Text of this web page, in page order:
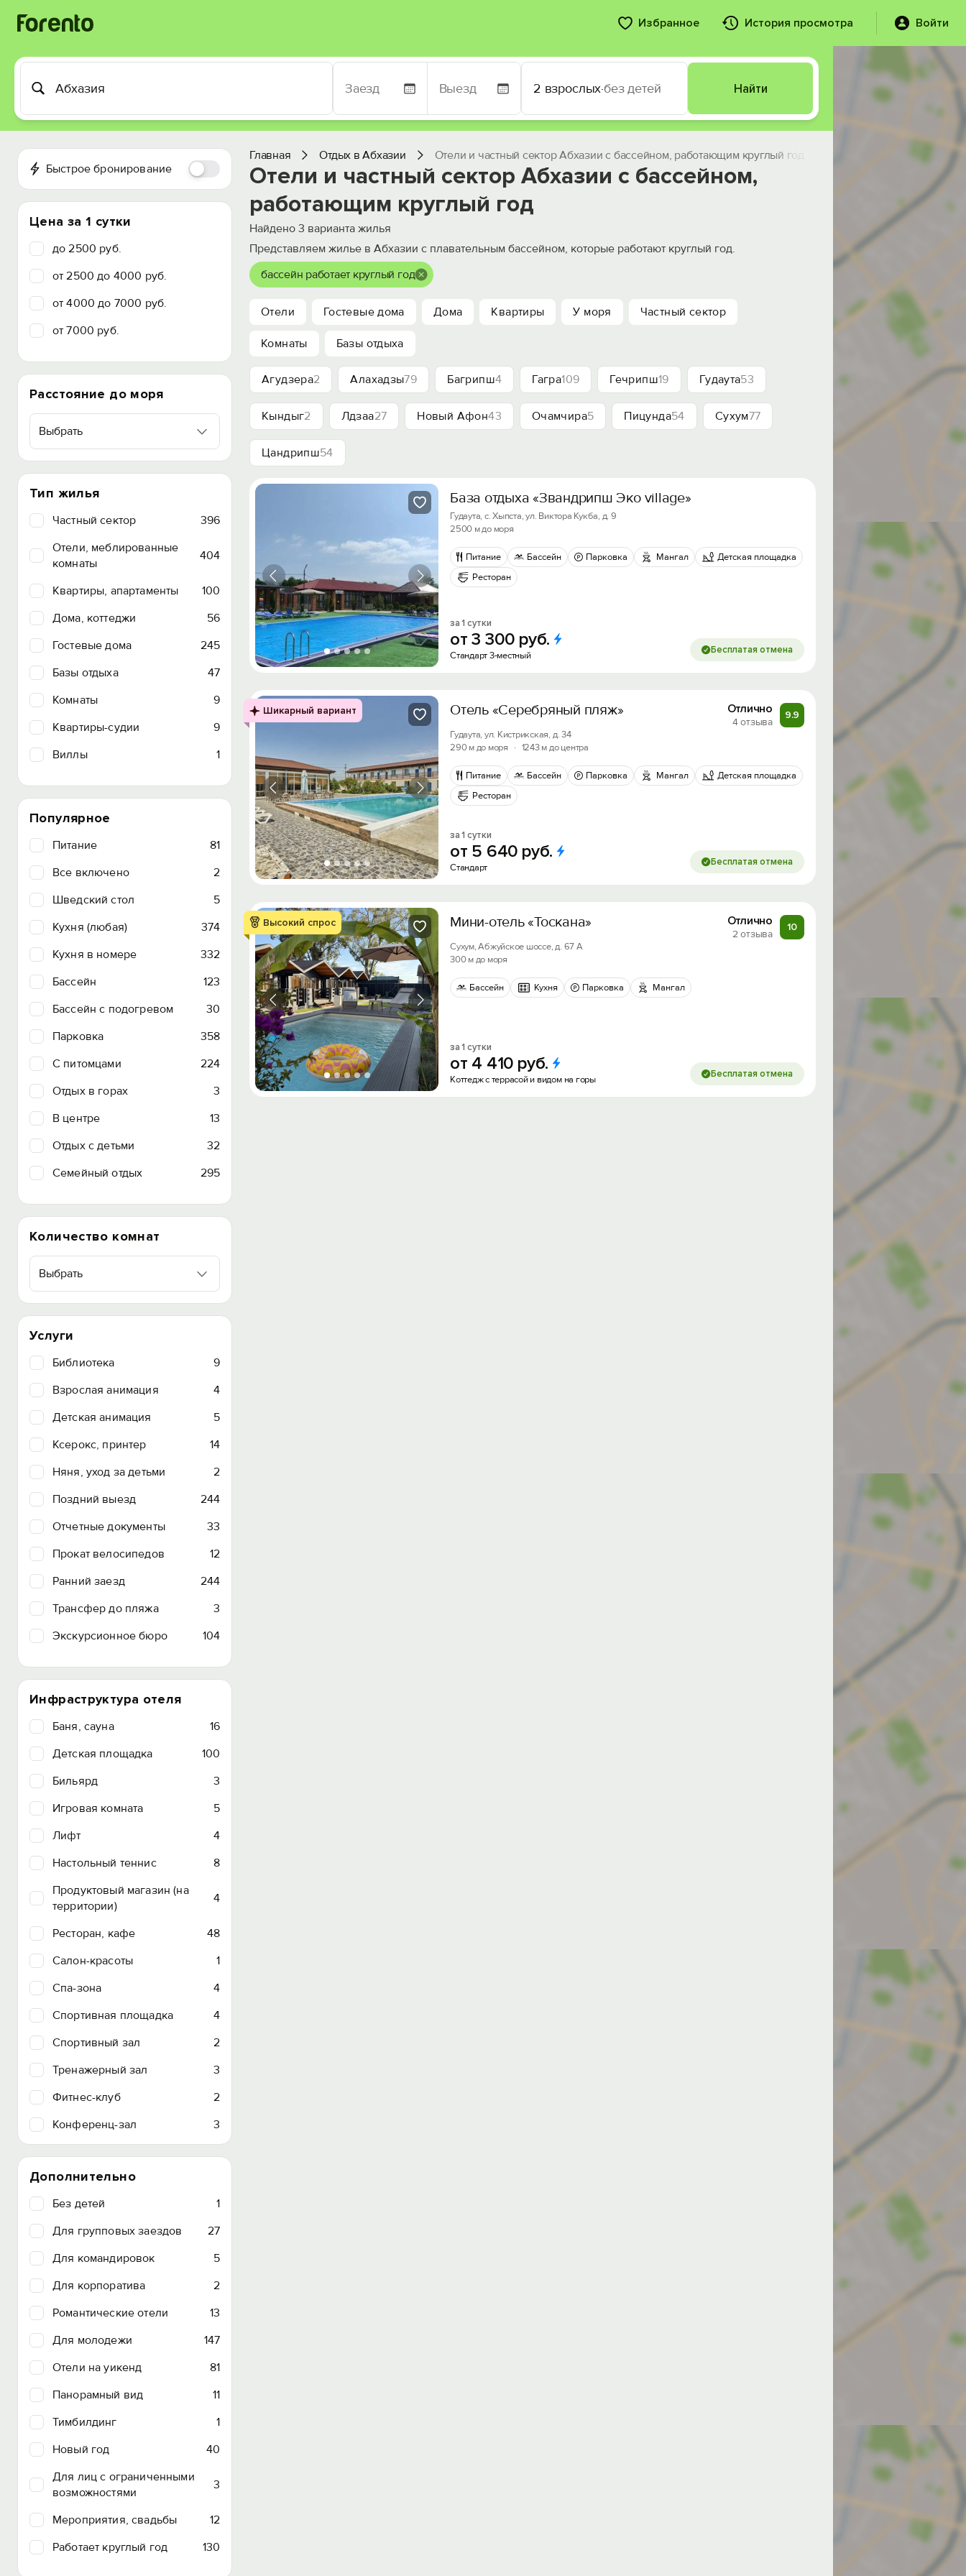
Избранное История просмотра Войти
2 взрослых·без детей Найти
Быстрое бронирование
Цена за 1 сутки
до 2500 руб.
от 2500 до 4000 руб.
от 4000 до 7000 руб.
от 7000 руб.
Расстояние до моря
Выбрать
Тип жилья
Частный сектор
396
Отели, меблированные
комнаты
404
Квартиры, апартаменты
100
Дома, коттеджи
56
Гостевые дома
245
Базы отдыха
47
Комнаты
9
Квартиры-судии
9
Виллы
1
Популярное
Питание
81
Все включено
2
Шведский стол
5
Кухня (любая)
374
Кухня в номере
332
Бассейн
123
Бассейн с подогревом
30
Парковка
358
C питомцами
224
Отдых в горах
3
В центре
13
Отдых с детьми
32
Семейный отдых
295
Количество комнат
Выбрать
Услуги
Библиотека
9
Взрослая анимация
4
Детская анимация
5
Ксерокс, принтер
14
Няня, уход за детьми
2
Поздний выезд
244
Отчетные документы
33
Прокат велосипедов
12
Ранний заезд
244
Трансфер до пляжа
3
Экскурсионное бюро
104
Инфраструктура отеля
Баня, сауна
16
Детская площадка
100
Бильярд
3
Игровая комната
5
Лифт
4
Настольный теннис
8
Продуктовый магазин (на
территории)
4
Ресторан, кафе
48
Салон-красоты
1
Спа-зона
4
Спортивная площадка
4
Спортивный зал
2
Тренажерный зал
3
Фитнес-клуб
2
Конференц-зал
3
Дополнительно
Без детей
1
Для групповых заездов
27
Для командировок
5
Для корпоратива
2
Романтические отели
13
Для молодежи
147
Отели на уикенд
81
Панорамный вид
11
Тимбилдинг
1
Новый год
40
Для лиц с ограниченными
возможностями
3
Мероприятия, свадьбы
12
Работает круглый год
130
Главная Отдых в Абхазии Отели и частный сектор Абхазии с бассейном, работающим круглый год
Отели и частный сектор Абхазии с бассейном,
работающим круглый год
Найдено 3 варианта жилья
Представляем жилье в Абхазии с плавательным бассейном, которые работают круглый год.
бассейн работает круглый год
Отели Гостевые дома Дома Квартиры У моря Частный сектор
Комнаты Базы отдыха
Агудзера2 Алахадзы79 Багрипш4 Гагра109 Гечрипш19 Гудаута53
Кындыг2 Лдзаа27 Новый Афон43 Очамчира5 Пицунда54 Сухум77
Цандрипш54
База отдыха «Звандрипш Эко village»
Гудаута, с. Хыпста, ул. Виктора Кукба, д. 9
2500 м до моря
Питание Бассейн Парковка Мангал
Детская площадка
Ресторан
за 1 сутки
от3 300 руб.
Стандарт 3-местный Бесплатая отмена
Шикарный вариант Отель «Серебряный пляж» Отлично
4 отзыва
9.9
Гудаута, ул. Кистрикская, д. 34
290 м до моря
· 1243 м до центра
Питание Бассейн Парковка Мангал
Детская площадка
Ресторан
за 1 сутки
от 5 640 руб.
Стандарт Бесплатая отмена
Высокий спрос Мини-отель «Тоскана» Отлично
2 отзыва
10
Сухум, Абжуйское шоссе, д. 67 А
300 м до моря
Бассейн Кухня Парковка Мангал
за 1 сутки
от 4 410 руб.
Коттедж с террасой и видом на горы Бесплатая отмена